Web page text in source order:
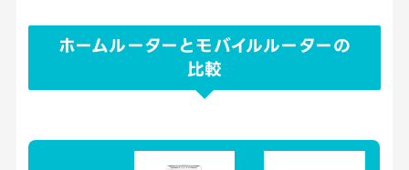
ホームルーターとモバイルルーターの
比較